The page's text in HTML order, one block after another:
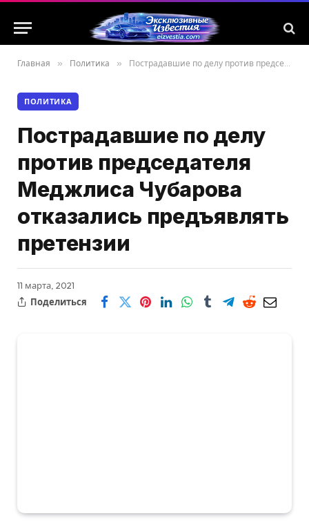
Главная » Политика » Пострадавшие по делу против председателя Меджлиса Чубарова отказались предъявлять претензии
ПОЛИТИКА
Пострадавшие по делу
против председателя
Меджлиса Чубарова
отказались предъявлять
претензии
11 марта, 2021
Поделиться